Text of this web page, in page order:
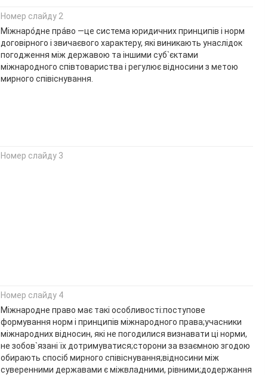
Номер слайду 2
Міжнаро́дне пра́во —це система юридичних принципів і норм
договірного і звичаєвого характеру, які виникають унаслідок
погодження між державою та іншими суб`єктами
міжнародного співтовариства і регулює відносини з метою
мирного співіснування.
Номер слайду 3
Номер слайду 4
Міжнародне право має такі особливості:поступове
формування норм і принципів міжнародного права;учасники
міжнародних відносин, які не погодилися визнавати ці норми,
не зобов`язані їх дотримуватися;сторони за взаємною згодою
обирають спосіб мирного співіснування;відносини між
суверенними державами є міжвладними, рівними;додержання